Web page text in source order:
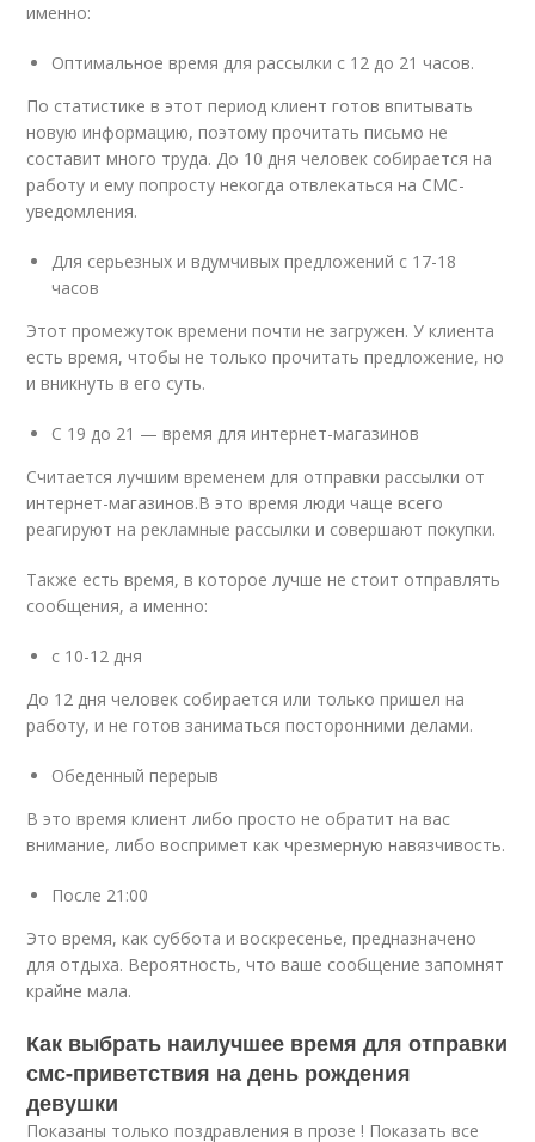
именно:
Оптимальное время для рассылки с 12 до 21 часов.
По статистике в этот период клиент готов впитывать
новую информацию, поэтому прочитать письмо не
составит много труда. До 10 дня человек собирается на
работу и ему попросту некогда отвлекаться на СМС-
уведомления.
Для серьезных и вдумчивых предложений с 17-18
часов
Этот промежуток времени почти не загружен. У клиента
есть время, чтобы не только прочитать предложение, но
и вникнуть в его суть.
С 19 до 21 — время для интернет-магазинов
Cчитается лучшим временем для отправки рассылки от
интернет-магазинов.В это время люди чаще всего
реагируют на рекламные рассылки и совершают покупки.
Также есть время, в которое лучше не стоит отправлять
сообщения, а именно:
с 10-12 дня
До 12 дня человек собирается или только пришел на
работу, и не готов заниматься посторонними делами.
Обеденный перерыв
В это время клиент либо просто не обратит на вас
внимание, либо воспримет как чрезмерную навязчивость.
После 21:00
Это время, как суббота и воскресенье, предназначено
для отдыха. Вероятность, что ваше сообщение запомнят
крайне мала.
Как выбрать наилучшее время для отправки
смс-приветствия на день рождения
девушки
Показаны только поздравления в прозе ! Показать все